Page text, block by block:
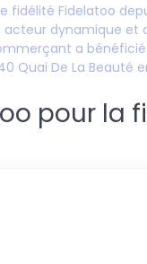
fidélité Fidelatoo
acteur dynamique et
a
Quai De La Beauté
pour la